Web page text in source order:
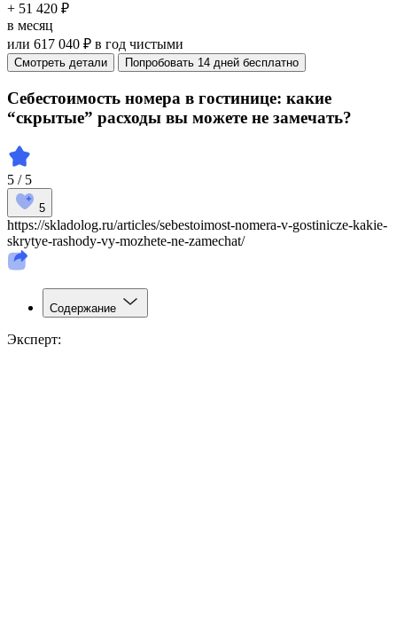
+ 51 420 ₽
в месяц
или 617 040 ₽ в год чистыми
Cмотреть детали Попробовать 14 дней бесплатно
Себестоимость номера в гостинице: какие
“скрытые” расходы вы можете не замечать?
5 / 5
5
https://skladolog.ru/articles/sebestoimost-nomera-v-gostinicze-kakie-
skrytye-rashody-vy-mozhete-ne-zamechat/
Содержание
Эксперт: